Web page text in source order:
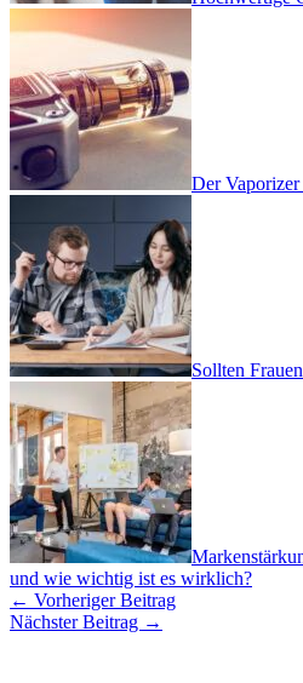
Der
Sollten
und wie wichtig ist es wirklich?
← Vorheriger Beitrag
Nächster Beitrag →